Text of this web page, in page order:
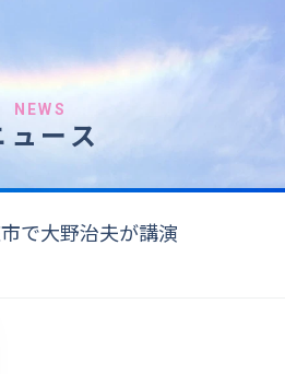
NEWS
ュース
で大野治夫が講演